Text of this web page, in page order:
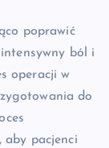
poprawić
ból i
operacji w
do
aby pacjenci